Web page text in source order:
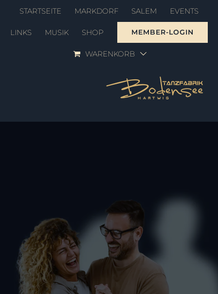
Zum
springen
STARTSEITE MARKDORF SALEM EVENTS
LINKS MUSIK SHOP MEMBER-LOGIN
WARENKORB